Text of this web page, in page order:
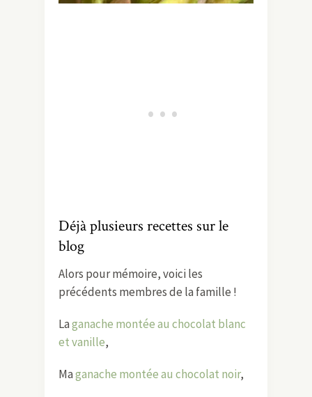
Déjà plusieurs recettes sur le
blog
Alors pour mémoire, voici les
précédents membres de la famille !
Laganache montée au chocolat blanc
et vanille,
Maganache montée au chocolat noir,